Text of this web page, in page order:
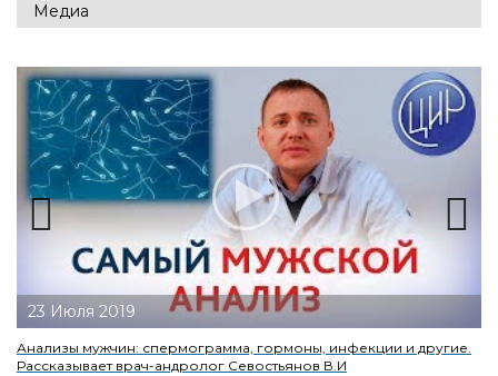
Медиа
23 Июля 2019
Анализы мужчин: спермограмма, гормоны, инфекции и другие.
Рассказывает врач-андролог Севостьянов В.И
Previous